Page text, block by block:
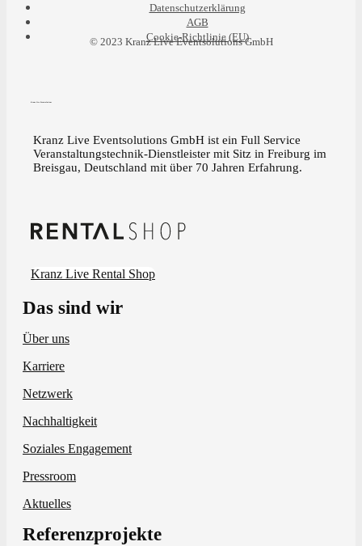
Datenschutzerklärung
AGB
Cookie-Richtlinie (EU)
© 2023 Kranz Live Eventsolutions GmbH
Kranz Live Eventsolutions GmbH ist ein Full Service
Veranstaltungstechnik-Dienstleister mit Sitz in Freiburg im
Breisgau, Deutschland mit über 70 Jahren Erfahrung.
Kranz Live Rental Shop
Das sind wir
Über uns
Karriere
Netzwerk
Nachhaltigkeit
Soziales Engagement
Pressroom
Aktuelles
Referenzprojekte